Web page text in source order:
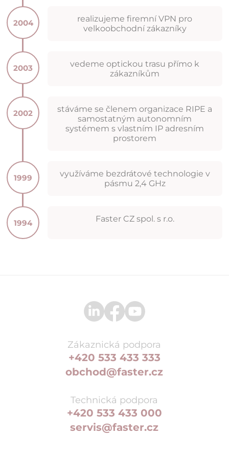
2004
realizujeme firemní VPN pro
velkoobchodní zákazníky
2003
vedeme optickou trasu přímo k
zákazníkům
2002
stáváme se členem organizace RIPE a
samostatným autonomním
systémem s vlastním IP adresním
prostorem
1999
využíváme bezdrátové technologie v
pásmu 2,4 GHz
1994 Faster CZ spol. s r.o.
Zákaznická podpora
+420 533 433 333
obchod@faster.cz
Technická podpora
+420 533 433 000
servis@faster.cz